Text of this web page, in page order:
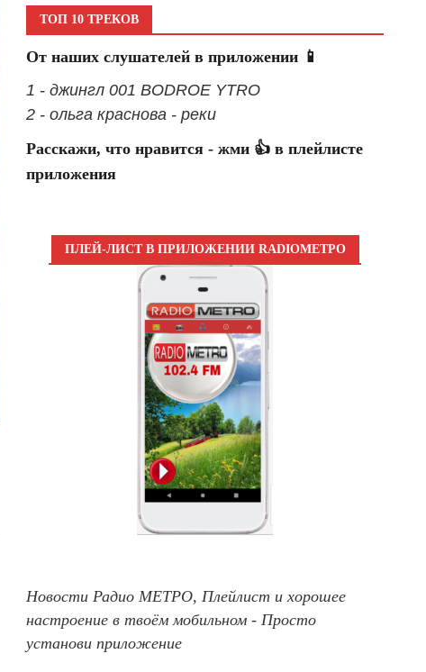
ТОП 10 ТРЕКОВ
От наших слушателей в приложении 📱
1 - джингл 001 BODROE YTRO
2 - ольга краснова - реки
Расскажи, что нравится - жми 👍 в плейлисте
приложения
ПЛЕЙ-ЛИСТ В ПРИЛОЖЕНИИ RADIOМЕТРО
Новости Радио МЕТРО, Плейлист и хорошее
настроение в твоём мобильном - Просто
установи приложение